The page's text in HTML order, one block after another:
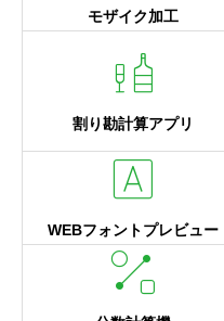
モザイク加工
liquor
割り勘計算アプリ
font_download
WEBフォントプレビュー
shape_line